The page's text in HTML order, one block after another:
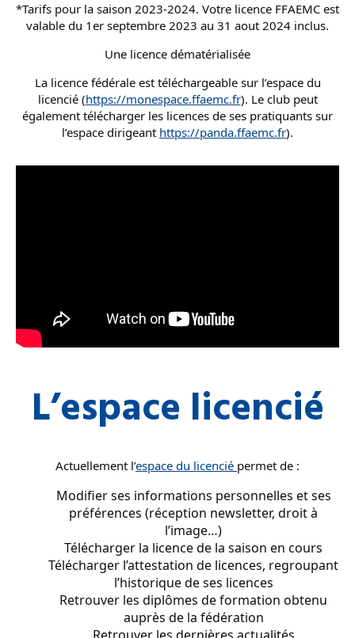
*Tarifs pour la saison 2023-2024. Votre licence FFAEMC est
valable du 1er septembre 2023 au 31 aout 2024 inclus.
Une licence dématérialisée
La licence fédérale est téléchargeable sur l’espace du
licencié (https://monespace.ffaemc.fr). Le club peut
également télécharger les licences de ses pratiquants sur
l’espace dirigeant https://panda.ffaemc.fr).
L’espace licencié
Actuellement l’espace du licencié permet de :
Modifier ses informations personnelles et ses
préférences (réception newsletter, droit à
l’image…)
Télécharger la licence de la saison en cours
Télécharger l’attestation de licences, regroupant
l’historique de ses licences
Retrouver les diplômes de formation obtenu
auprès de la fédération